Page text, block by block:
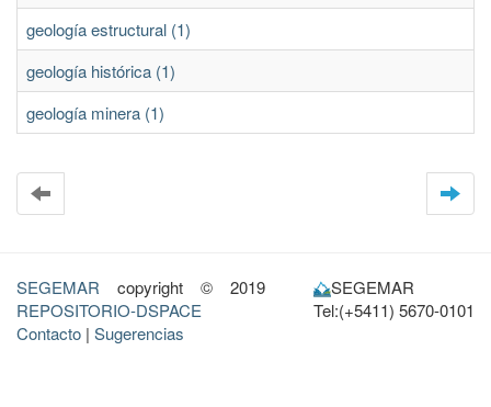
geología estructural (1)
geología histórica (1)
geología minera (1)
SEGEMAR copyright © 2019
REPOSITORIO-DSPACE
Contacto | Sugerencias
SEGEMAR
Tel:(+5411) 5670-0101